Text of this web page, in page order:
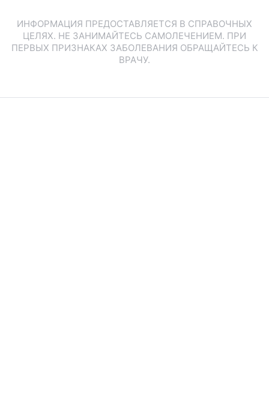
ИНФОРМАЦИЯ ПРЕДОСТАВЛЯЕТСЯ В СПРАВОЧНЫХ
ЦЕЛЯХ. НЕ ЗАНИМАЙТЕСЬ САМОЛЕЧЕНИЕМ. ПРИ
ПЕРВЫХ ПРИЗНАКАХ ЗАБОЛЕВАНИЯ ОБРАЩАЙТЕСЬ К
ВРАЧУ.